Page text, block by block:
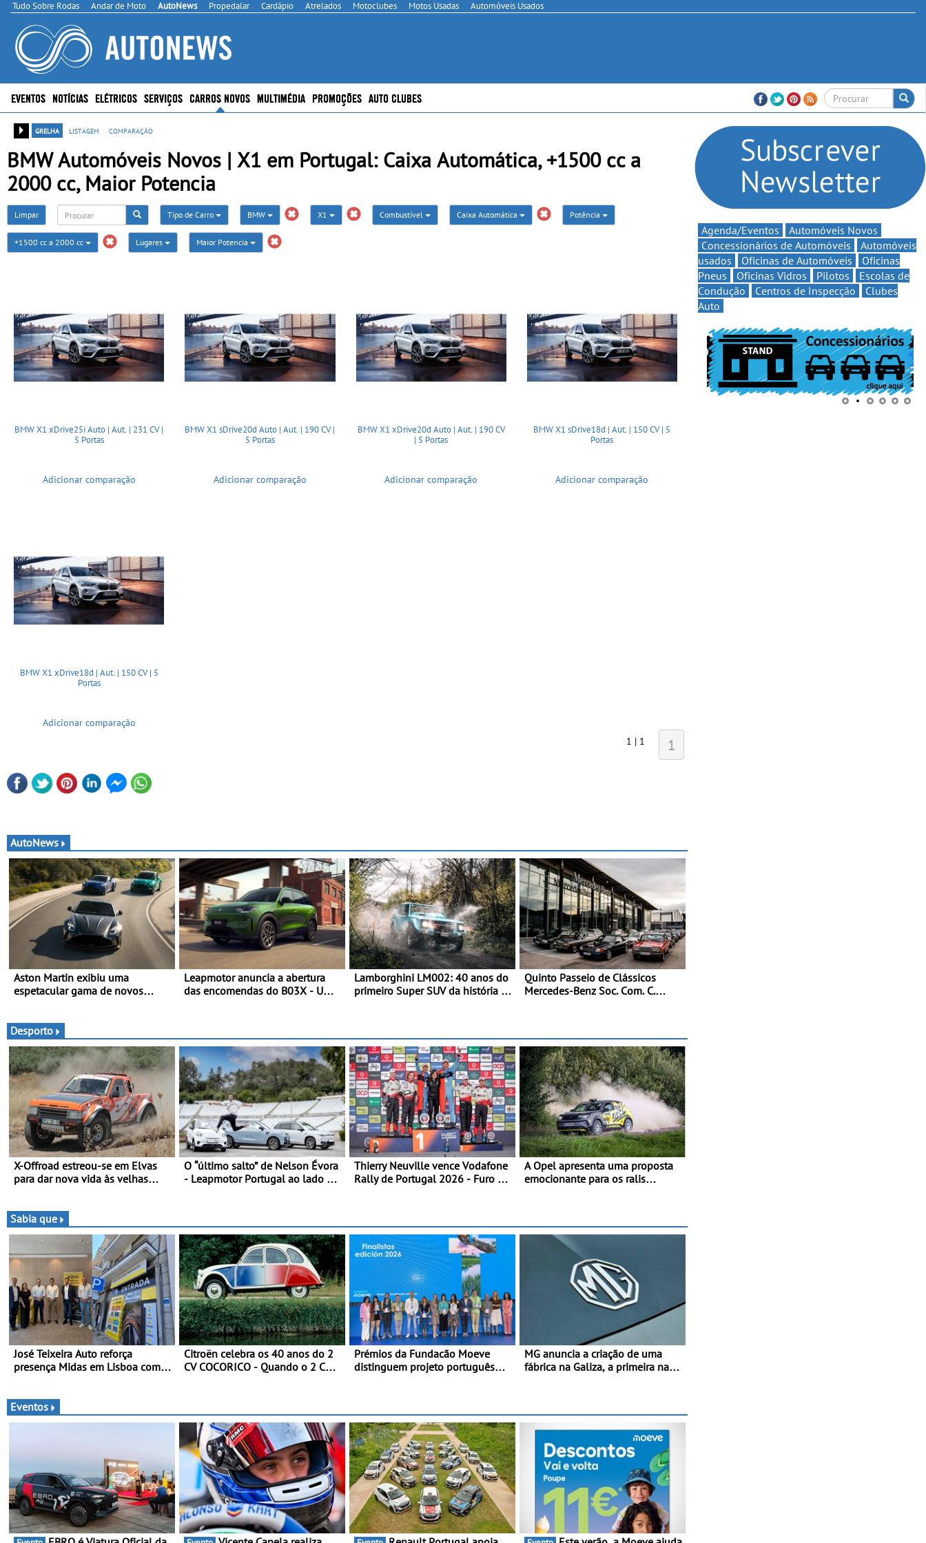
Tudo Sobre Rodas Andar de Moto AutoNews Propedalar Cardápio Atrelados Motoclubes Motos Usadas Automóveis Usados
EVENTOS NOTÍCIAS ELÉTRICOS SERVIÇOS CARROS NOVOS MULTIMÉDIA PROMOÇÕES AUTO CLUBES
grelha listagem comparação
BMW Automóveis Novos | X1 em Portugal: Caixa Automática, +1500 cc a
2000 cc, Maior Potencia
Limpar Tipo de Carro BMW X1 Combustível Caixa Automática Potência
+1500 cc a 2000 cc Lugares Maior Potencia
BMW X1 xDrive25i Auto | Aut. | 231 CV |
5 Portas
Adicionar comparação
BMW X1 sDrive20d Auto | Aut. | 190 CV |
5 Portas
Adicionar comparação
BMW X1 xDrive20d Auto | Aut. | 190 CV
| 5 Portas
Adicionar comparação
BMW X1 sDrive18d | Aut. | 150 CV | 5
Portas
Adicionar comparação
BMW X1 xDrive18d | Aut. | 150 CV | 5
Portas
Adicionar comparação
1 | 1
1
AutoNews
Aston Martin exibiu uma
espetacular gama de novos
Leapmotor anuncia a abertura
das encomendas do B03X - Uma
Lamborghini LM002: 40 anos do
primeiro Super SUV da história -
que abriu caminho para a família
Urus
Quinto Passeio de Clássicos
Mercedes-Benz Soc. Com. C.
Desporto
X-Offroad estreou-se em Elvas
para dar nova vida às velhas
juntou 14 pilotos no Alto
Alentejo, com viaturas T0, T8 e
TA em competição
O “último salto” de Nelson Évora
- Leapmotor Portugal ao lado do
Thierry Neuville vence Vodafone
Rally de Portugal 2026 - Furo na
A Opel apresenta uma proposta
emocionante para os ralis
competitiva
Sabia que
José Teixeira Auto reforça
presença Midas em Lisboa com
Vialonga
Citroën celebra os 40 anos do 2
CV COCORICO - Quando o 2 CV
Prémios da Fundacão Moeve
distinguem projeto português
MG anuncia a criação de uma
fábrica na Galiza, a primeira na
anual de até 120.000 veículos
Eventos
Agenda/Eventos
Automóveis Novos
Concessionários de Automóveis
Automóveis
usados
Oficinas de Automóveis
Oficinas
Pneus
Oficinas Vidros Pilotos
Escolas de
Condução
Centros de Inspecção
Clubes
Auto